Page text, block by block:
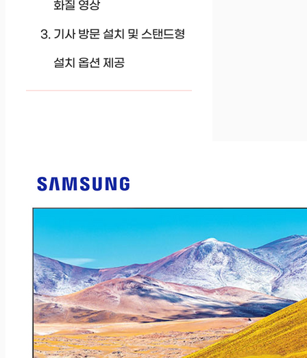
화질 영상
기사 방문 설치 및 스탠드형
설치 옵션 제공